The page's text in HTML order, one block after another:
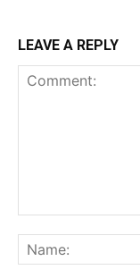
LEAVE A REPLY